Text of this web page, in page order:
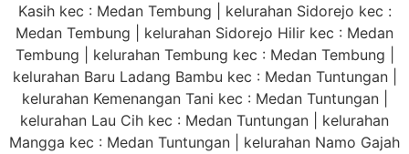
Kasih kec : Medan Tembung | kelurahan Sidorejo kec :
Medan Tembung | kelurahan Sidorejo Hilir kec : Medan
Tembung | kelurahan Tembung kec : Medan Tembung |
kelurahan Baru Ladang Bambu kec : Medan Tuntungan |
kelurahan Kemenangan Tani kec : Medan Tuntungan |
kelurahan Lau Cih kec : Medan Tuntungan | kelurahan
Mangga kec : Medan Tuntungan | kelurahan Namo Gajah